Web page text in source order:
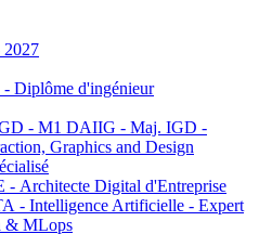
2027
Diplôme d'ingénieur
- M1 DAIIG - Maj. IGD -
Graphics and Design
- Architecte Digital d'Entreprise
- Intelligence Artificielle - Expert
& MLops